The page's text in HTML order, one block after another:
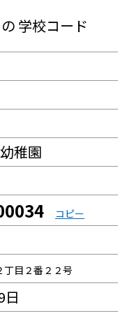
の 学校コード
稚園
コピー
目２番２２号
日